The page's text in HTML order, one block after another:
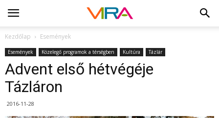
Kezdőlap Események
Események Közelegő programok a térségben Kultúra Tázlár
Advent első hétvégéje
Tázláron
2016-11-28